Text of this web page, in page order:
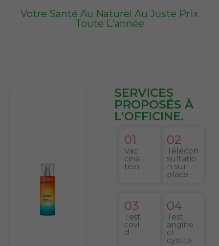
Votre Santé Au Naturel Au Juste Prix
Toute L'année
SERVICES
PROPOSÉS À
L'OFFICINE.
01
Vac
cina
tion
02
Télécon
sultatio
n sur
place
03
Test
covi
d
04
Test
angine
et
cystite